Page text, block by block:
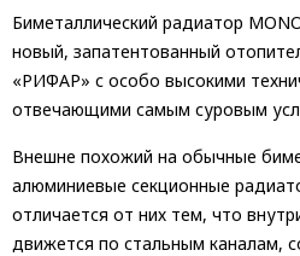
Биметаллический радиатор
новый, запатентованный
«РИФАР» с особо высокими
отвечающими самым суровым
Внешне похожий на обычные
алюминиевые секционные
отличается от них тем, что
движется по стальным каналам,